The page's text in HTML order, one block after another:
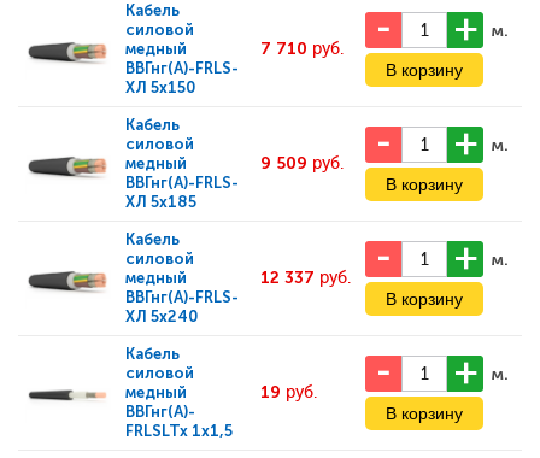
Кабель
силовой
медный
ВВГнг(А)-FRLS-
ХЛ 5x150
7 710 руб.
м.
Кабель
силовой
медный
ВВГнг(А)-FRLS-
ХЛ 5x185
9 509 руб.
м.
Кабель
силовой
медный
ВВГнг(А)-FRLS-
ХЛ 5x240
12 337 руб.
м.
Кабель
силовой
медный
ВВГнг(А)-
FRLSLTx 1x1,5
19 руб.
м.